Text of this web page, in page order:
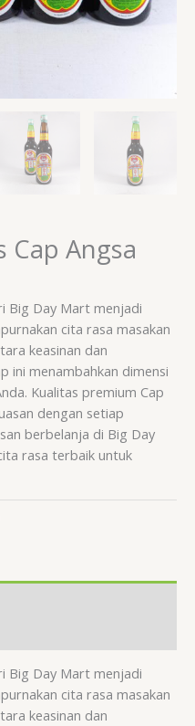
Cap Angsa
Big Day Mart menjadi
cita rasa masakan
keasinan dan
ini menambahkan dimensi
Kualitas premium Cap
dengan setiap
berbelanja di Big Day
rasa terbaik untuk
Big Day Mart menjadi
cita rasa masakan
keasinan dan